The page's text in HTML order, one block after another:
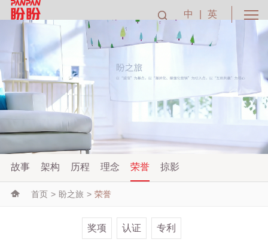
中 英
故事 架构 历程 理念 荣誉 掠影
首页 > 盼之旅 > 荣誉
奖项 认证 专利